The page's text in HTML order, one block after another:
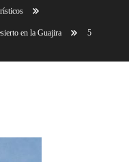
en la Guajira 5